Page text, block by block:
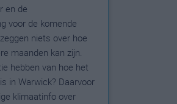
en de
voor de komende
niets over hoe
maanden kan zijn.
hebben van hoe het
in Warwick? Daarvoor
klimaatinfo over